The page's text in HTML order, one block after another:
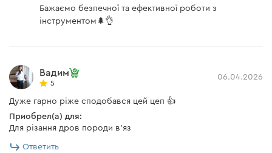
Бажаємо безпечної та ефективної роботи з
інструментом🌲👌
Вадим
5
06.04.2026
Дуже гарно ріже сподобався цей цеп 👍
Приобрел(а) для:
Для різання дров породи в'яз
Ответить